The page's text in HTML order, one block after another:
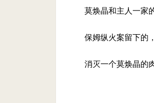
莫焕晶和主人一家
保姆纵火案留下的
消灭一个莫焕晶的